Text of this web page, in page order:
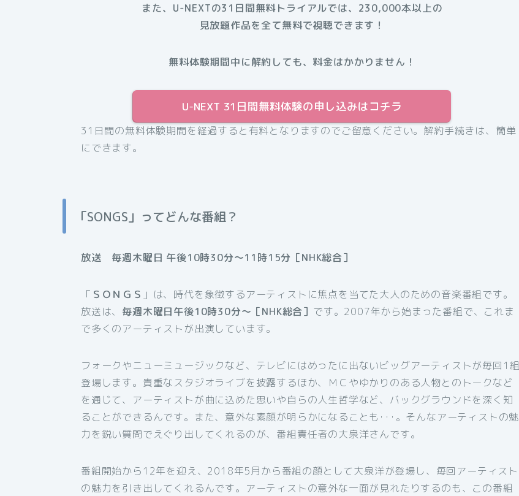
また、U-NEXTの31日間無料トライアルでは、230,000本以上の
見放題作品を全て無料で視聴できます！
無料体験期間中に解約しても、料金はかかりません！
U-NEXT 31日間無料体験の申し込みはコチラ
31日間の無料体験期間を経過すると有料となりますのでご留意ください。解約手続きは、簡単
にできます。
「SONGS」ってどんな番組？
放送 毎週木曜日 午後10時30分～11時15分［NHK総合］
「 ＳＯＮＧＳ 」は、時代を象徴するアーティストに焦点を当てた大人のための音楽番組です。
放送は、 毎週木曜日午後10時30分～［NHK総合］ です。2007年から始まった番組で、これま
で多くのアーティストが出演しています。
フォークやニューミュージックなど、テレビにはめったに出ないビッグアーティストが毎回1組
登場します。貴重なスタジオライブを披露するほか、ＭＣやゆかりのある人物とのトークなど
を通じて、アーティストが曲に込めた思いや自らの人生哲学など、バックグラウンドを深く知
ることができるんです。また、意外な素顔が明らかになることも･･･。そんなアーティストの魅
力を鋭い質問でえぐり出してくれるのが、番組責任者の大泉洋さんです。
番組開始から12年を迎え、2018年5月から番組の顔として大泉洋が登場し、毎回アーティスト
の魅力を引き出してくれるんです。アーティストの意外な一面が見れたりするのも、この番組